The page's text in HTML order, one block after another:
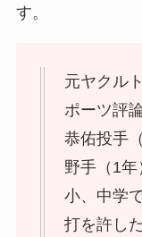
す。
元ヤクル
ポーツ評
恭佑投手
野手（1年
小、中学
打を許した